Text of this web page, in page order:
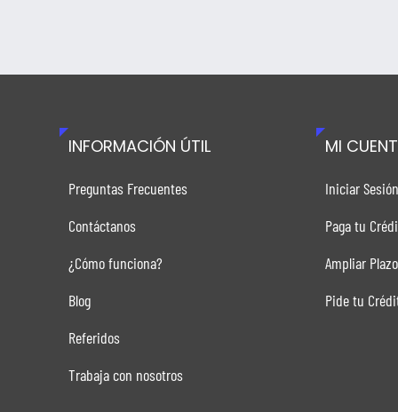
INFORMACIÓN ÚTIL
Preguntas Frecuentes
Contáctanos
¿Cómo funciona?
Blog
Referidos
Trabaja con nosotros
MI
Iniciar Sesión
Paga tu
Ampliar Plazo
Pide tu